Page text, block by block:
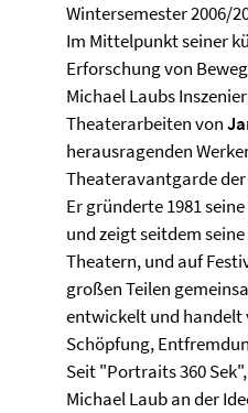
Wintersemester 2006/
Im Mittelpunkt seiner
Erforschung von
Michael Laubs
Theaterarbeiten von
herausragenden
Theateravantgarde der
Er gründerte 1981
und zeigt seitdem
Theatern, und auf
großen Teilen
entwickelt und handelt
Schöpfung,
Seit "Portraits 360
Michael Laub an der